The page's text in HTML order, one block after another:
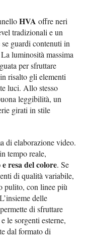
HVA offre neri
tradizionali e un
guardi contenuti in
luminosità massima
per sfruttare
risalto gli elementi
luci. Allo stesso
leggibilità, un
girati in stile
di elaborazione video.
tempo reale,
resa del colore. Se
di qualità variabile,
pulito, con linee più
delle
di sfruttare
le sorgenti esterne,
dal formato di